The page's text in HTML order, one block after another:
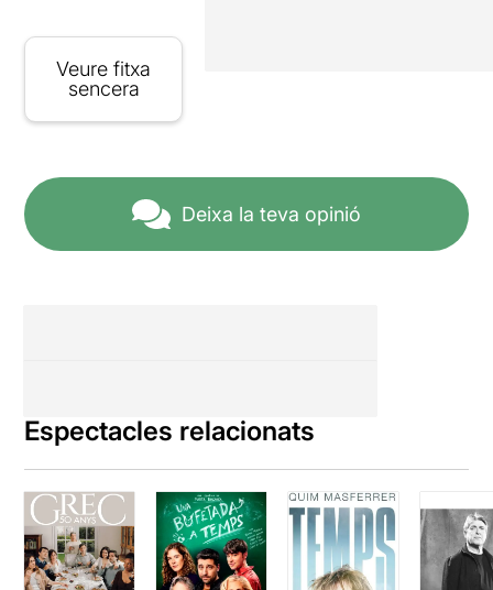
Veure fitxa
sencera
Deixa la teva opinió
Espectacles relacionats